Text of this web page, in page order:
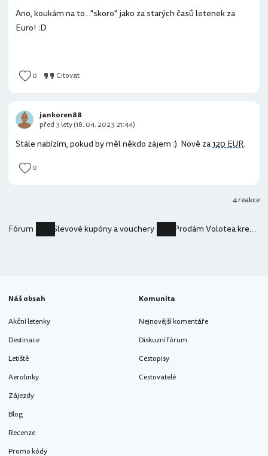
Ano, koukám na to..."skoro" jako za starých časů letenek za
Euro! :D
0 Citovat
Stále nabízím, pokud by měl někdo zájem :). Nově za120 EUR.
0
jankoren88
před 3 lety (18. 04. 2023 21:44)
4 reakce
Fórum Slevové kupóny a vouchery Prodám Volotea kredit 244 Euro
Náš obsah
Akční letenky
Destinace
Letiště
Aerolinky
Zájezdy
Blog
Recenze
Promo kódy
Komunita
Nejnovější komentáře
Diskuzní fórum
Cestopisy
Cestovatelé